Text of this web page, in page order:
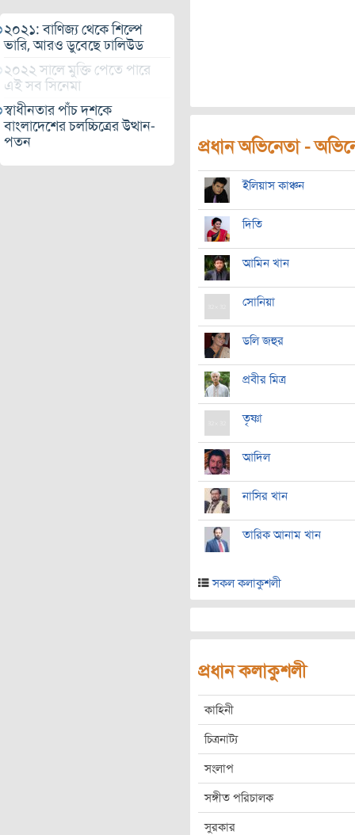
২০২১: বাণিজ্য থেকে শিল্পে
ভারি, আরও ডুবেছে ঢালিউড
২০২২ সালে মুক্তি পেতে পারে
এই সব সিনেমা
স্বাধীনতার পাঁচ দশকে
বাংলাদেশের চলচ্চিত্রের উত্থান-
পতন
প্রধান অভিনেতা -
ইলিয়াস কাঞ্চন
দিতি
আমিন খান
সোনিয়া
ডলি জহুর
প্রবীর মিত্র
তৃষ্ণা
আদিল
নাসির খান
তারিক আনাম খান
সকল কলাকুশলী
প্রধান কলাকুশলী
কাহিনী
চিত্রনাট্য
সংলাপ
সঙ্গীত পরিচালক
সুরকার